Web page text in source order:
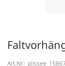
Art.Nr.: